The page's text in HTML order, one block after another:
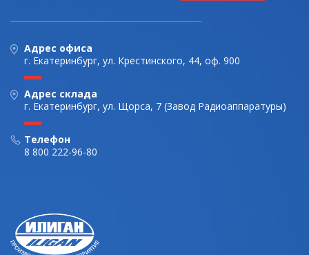
Адрес офиса
г. Екатеринбург, ул. Крестинского, 44, оф. 900
Адрес склада
г. Екатеринбург, ул. Щорса, 7 (Завод Радиоаппаратуры)
Телефон
8 800 222-96-80